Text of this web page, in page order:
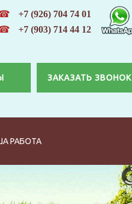
+7 (926) 704 74 01
+7 (903) 714 44 12
ЗАКАЗАТЬ ЗВОНОК
РАБОТА